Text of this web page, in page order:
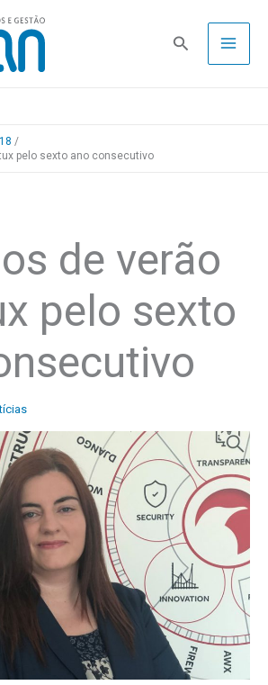
Pesquisa
18
pelo sexto ano consecutivo
de verão
pelo sexto